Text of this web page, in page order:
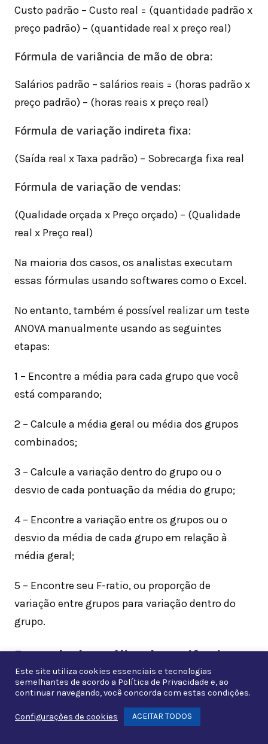
Custo padrão – Custo real = (quantidade padrão x
preço padrão) – (quantidade real x preço real)
Fórmula de variância de mão de obra:
Salários padrão – salários reais = (horas padrão x
preço padrão) – (horas reais x preço real)
Fórmula de variação indireta fixa:
(Saída real x Taxa padrão) – Sobrecarga fixa real
Fórmula de variação de vendas:
(Qualidade orçada x Preço orçado) – (Qualidade
real x Preço real)
Na maioria dos casos, os analistas executam
essas fórmulas usando softwares como o Excel.
No entanto, também é possível realizar um teste
ANOVA manualmente usando as seguintes
etapas:
1 – Encontre a média para cada grupo que você
está comparando;
2 – Calcule a média geral ou média dos grupos
combinados;
3 – Calcule a variação dentro do grupo ou o
desvio de cada pontuação da média do grupo;
4 – Encontre a variação entre os grupos ou o
desvio da média de cada grupo em relação à
média geral;
5 – Encontre seu F-ratio, ou proporção de
variação entre grupos para variação dentro do
grupo.
Exemplo de análise de variância
Vamos entender a Análise de Variância com a
Este site utiliza cookies essenciais e tecnologias
semelhantes de acordo a Política de Privacidade e, ao
continuar navegando, você concorda com estas condições.
Configurações de cookies ACEITAR TODOS